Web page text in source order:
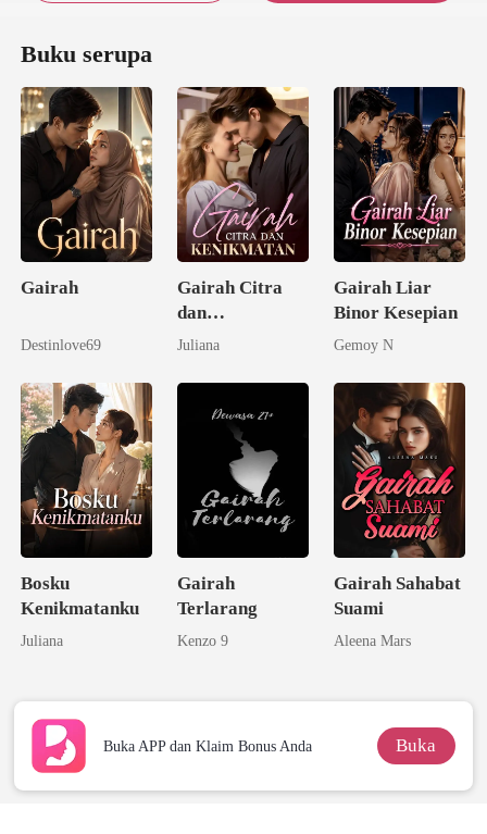
Buku serupa
Gairah
Destinlove69
Gairah Citra
dan
Kenikmatan
Juliana
Gairah Liar
Binor Kesepian
Gemoy N
Bosku
Kenikmatanku
Juliana
Gairah
Terlarang
Kenzo 9
Gairah Sahabat
Suami
Aleena Mars
Buka APP dan Klaim Bonus Anda Buka